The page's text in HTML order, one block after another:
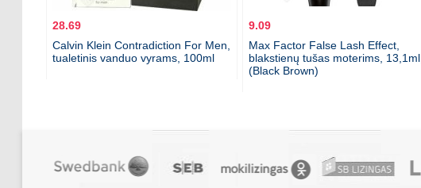
28.69
Calvin Klein Contradiction For Men,
tualetinis vanduo vyrams, 100ml
9.09
Max Factor False Lash Effect,
blakstienų tušas moterims, 13,1ml,
(Black Brown)